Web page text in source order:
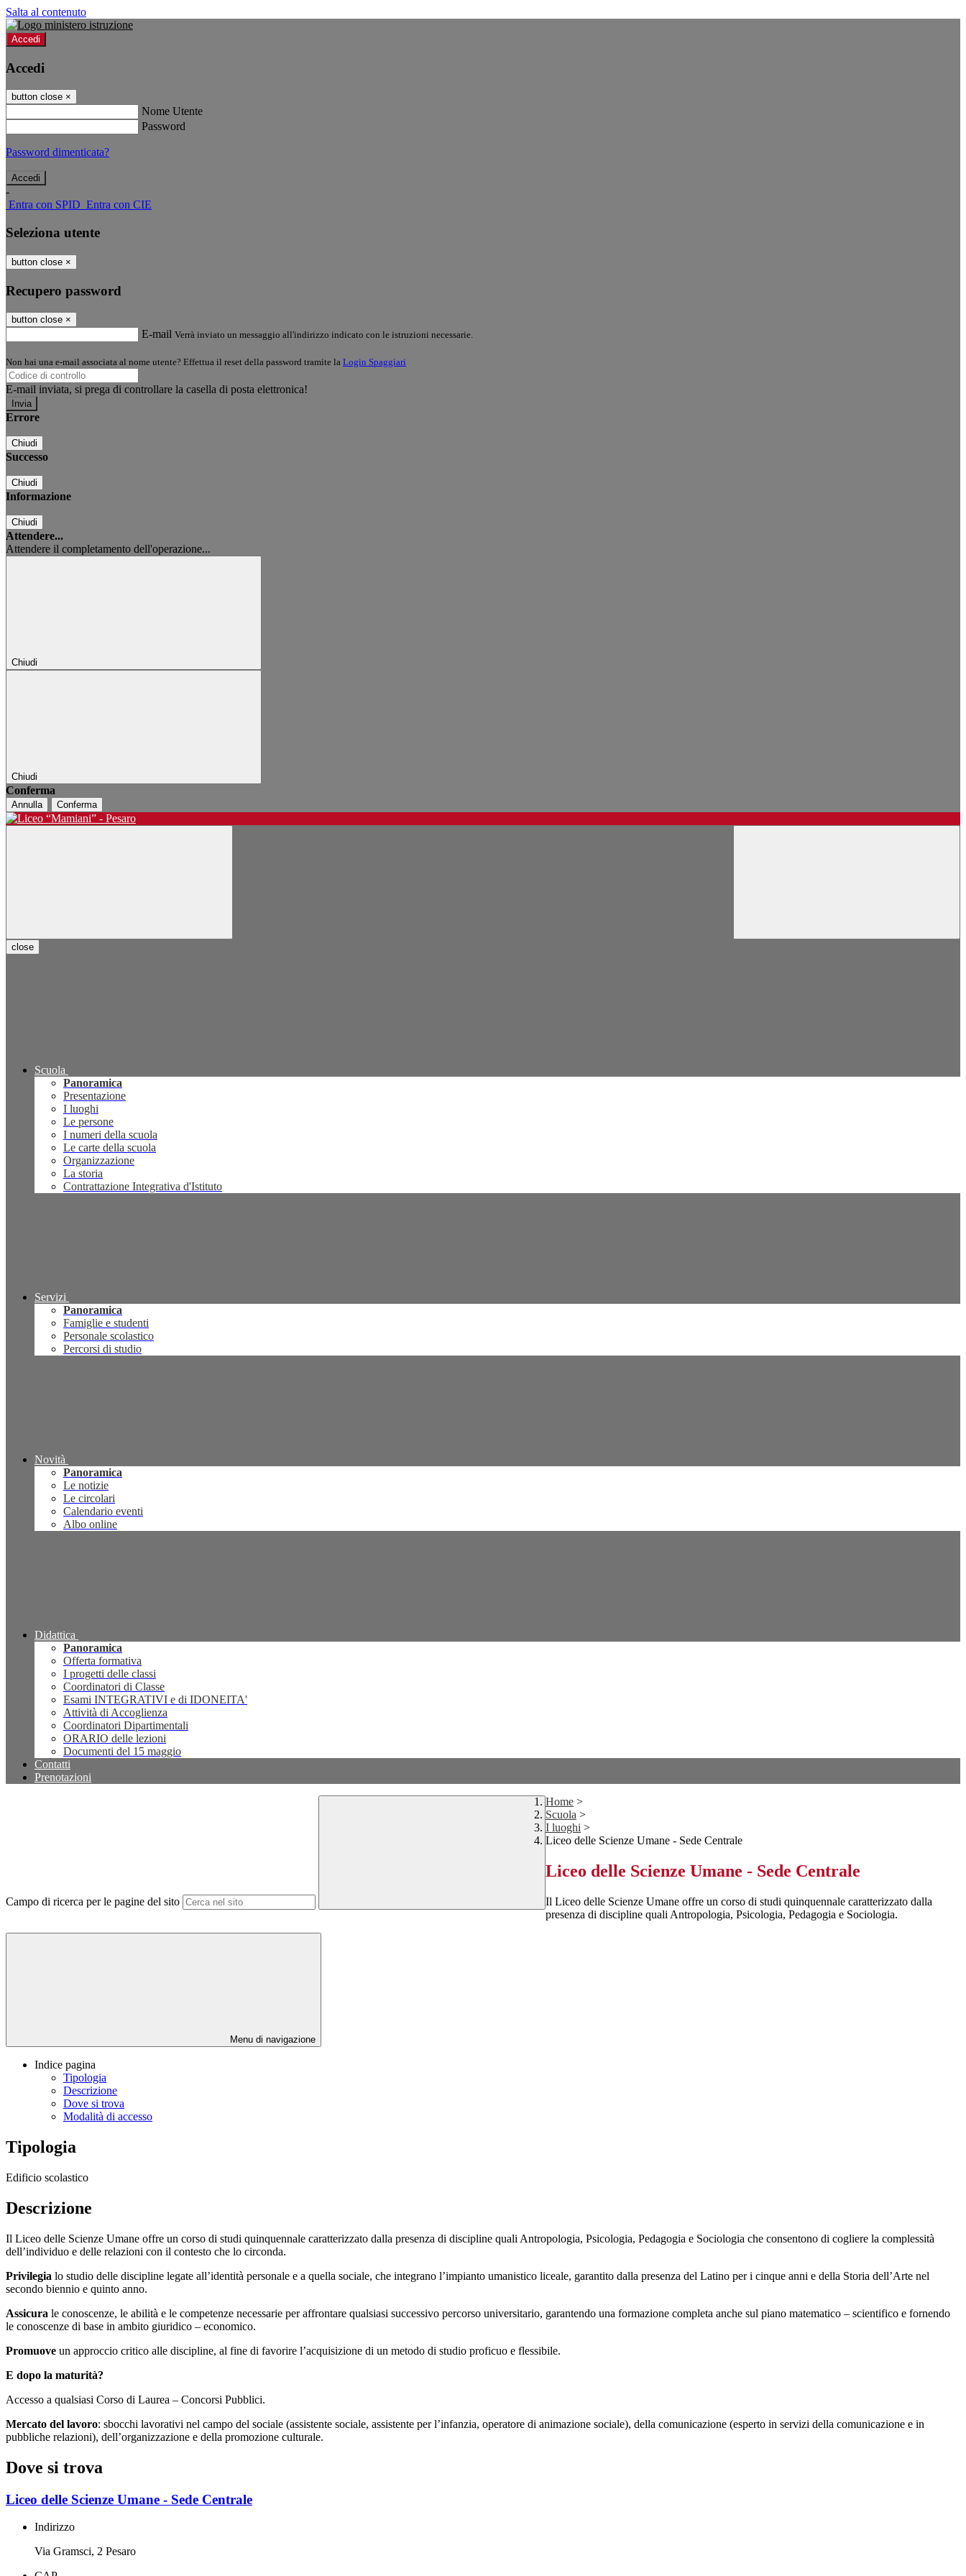
Salta al contenuto
Accedi
Accedi
button close ×
Nome Utente
Password
Password dimenticata?
-
Entra con SPID Entra con CIE
Seleziona utente
button close ×
Recupero password
button close ×
E-mail Verrà inviato un messaggio all'indirizzo indicato con le istruzioni necessarie.
Non hai una e-mail associata al nome utente? Effettua il reset della password tramite la Login Spaggiari
E-mail inviata, si prega di controllare la casella di posta elettronica!
Errore
Chiudi
Successo
Chiudi
Informazione
Chiudi
Attendere...
Attendere il completamento dell'operazione...
Chiudi
Chiudi
Conferma
Annulla Conferma
close
Scuola
Panoramica
Presentazione
I luoghi
Le persone
I numeri della scuola
Le carte della scuola
Organizzazione
La storia
Contrattazione Integrativa d'Istituto
Servizi
Panoramica
Famiglie e studenti
Personale scolastico
Percorsi di studio
Novità
Panoramica
Le notizie
Le circolari
Calendario eventi
Albo online
Didattica
Panoramica
Offerta formativa
I progetti delle classi
Coordinatori di Classe
Esami INTEGRATIVI e di IDONEITA'
Attività di Accoglienza
Coordinatori Dipartimentali
ORARIO delle lezioni
Documenti del 15 maggio
Contatti
Prenotazioni
Campo di ricerca per le pagine del sito
Home >
Scuola >
I luoghi >
Liceo delle Scienze Umane - Sede Centrale
Liceo delle Scienze Umane - Sede Centrale
Il Liceo delle Scienze Umane offre un corso di studi quinquennale caratterizzato dalla
presenza di discipline quali Antropologia, Psicologia, Pedagogia e Sociologia.
Menu di navigazione
Indice pagina
Tipologia
Descrizione
Dove si trova
Modalità di accesso
Tipologia
Edificio scolastico
Descrizione
Il Liceo delle Scienze Umane offre un corso di studi quinquennale caratterizzato dalla presenza di discipline quali Antropologia, Psicologia, Pedagogia e Sociologia che consentono di cogliere la complessità
dell’individuo e delle relazioni con il contesto che lo circonda.
Privilegia lo studio delle discipline legate all’identità personale e a quella sociale, che integrano l’impianto umanistico liceale, garantito dalla presenza del Latino per i cinque anni e della Storia dell’Arte nel
secondo biennio e quinto anno.
Assicura le conoscenze, le abilità e le competenze necessarie per affrontare qualsiasi successivo percorso universitario, garantendo una formazione completa anche sul piano matematico – scientifico e fornendo
le conoscenze di base in ambito giuridico – economico.
Promuove un approccio critico alle discipline, al fine di favorire l’acquisizione di un metodo di studio proficuo e flessibile.
E dopo la maturità?
Accesso a qualsiasi Corso di Laurea – Concorsi Pubblici.
Mercato del lavoro: sbocchi lavorativi nel campo del sociale (assistente sociale, assistente per l’infanzia, operatore di animazione sociale), della comunicazione (esperto in servizi della comunicazione e in
pubbliche relazioni), dell’organizzazione e della promozione culturale.
Dove si trova
Liceo delle Scienze Umane - Sede Centrale
Indirizzo
Via Gramsci, 2 Pesaro